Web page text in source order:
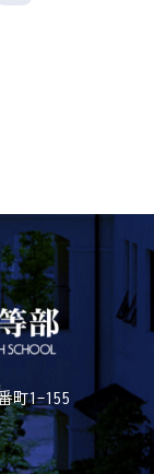
町1-155